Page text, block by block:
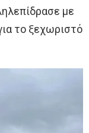
με
το ξεχωριστό